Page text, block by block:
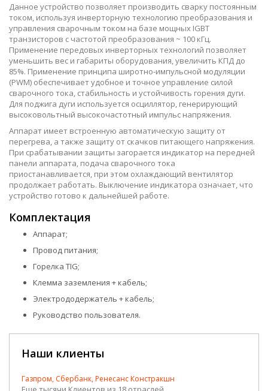
Данное устройство позволяет производить сварку постоянным
током, используя инверторную технологию преобразования и
управления сварочным током на базе мощных IGBT
транзисторов с частотой преобразования ~ 100 кГц.
Применение передовых инверторных технологий позволяет
уменьшить вес и габариты оборудования, увеличить КПД до
85%. Применение принципа широтно-импульсной модуляции
(PWM) обеспечивает удобное и точное управление силой
сварочного тока, стабильность и устойчивость горения дуги.
Для поджига дуги используется осциллятор, генерирующий
высоковольтный высокочастотный импульс напряжения.
Аппарат имеет встроенную автоматическую защиту от
перегрева, а также защиту от скачков питающего напряжения.
При срабатывании защиты загорается индикатор на передней
панели аппарата, подача сварочного тока
приостанавливается, при этом охлаждающий вентилятор
продолжает работать. Выключение индикатора означает, что
устройство готово к дальнейшей работе.
Комплектация
Аппарат;
Провод питания;
Горелка TIG;
Клемма заземления + кабель;
Электрододержатель + кабель;
Руководство пользователя.
Наши клиенты
Газпром, Сбербанк, Ренесанс Констракшн